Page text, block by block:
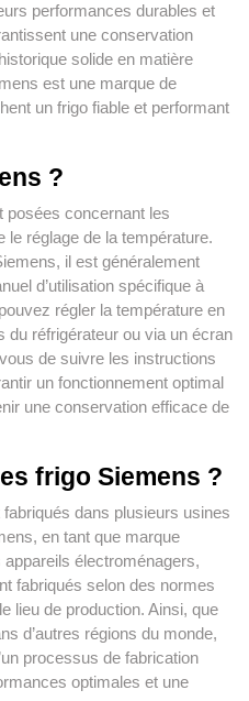
performances durables et
une conservation
solide en matière
est une marque de
un frigo fiable et performant
?
posées concernant les
réglage de la température.
il est généralement
d’utilisation spécifique à
régler la température en
du réfrigérateur ou via un écran
de suivre les instructions
un fonctionnement optimal
une conservation efficace de
frigo Siemens ?
dans plusieurs usines
en tant que marque
électroménagers,
fabriqués selon des normes
lieu de production. Ainsi, que
d’autres régions du monde,
processus de fabrication
optimales et une